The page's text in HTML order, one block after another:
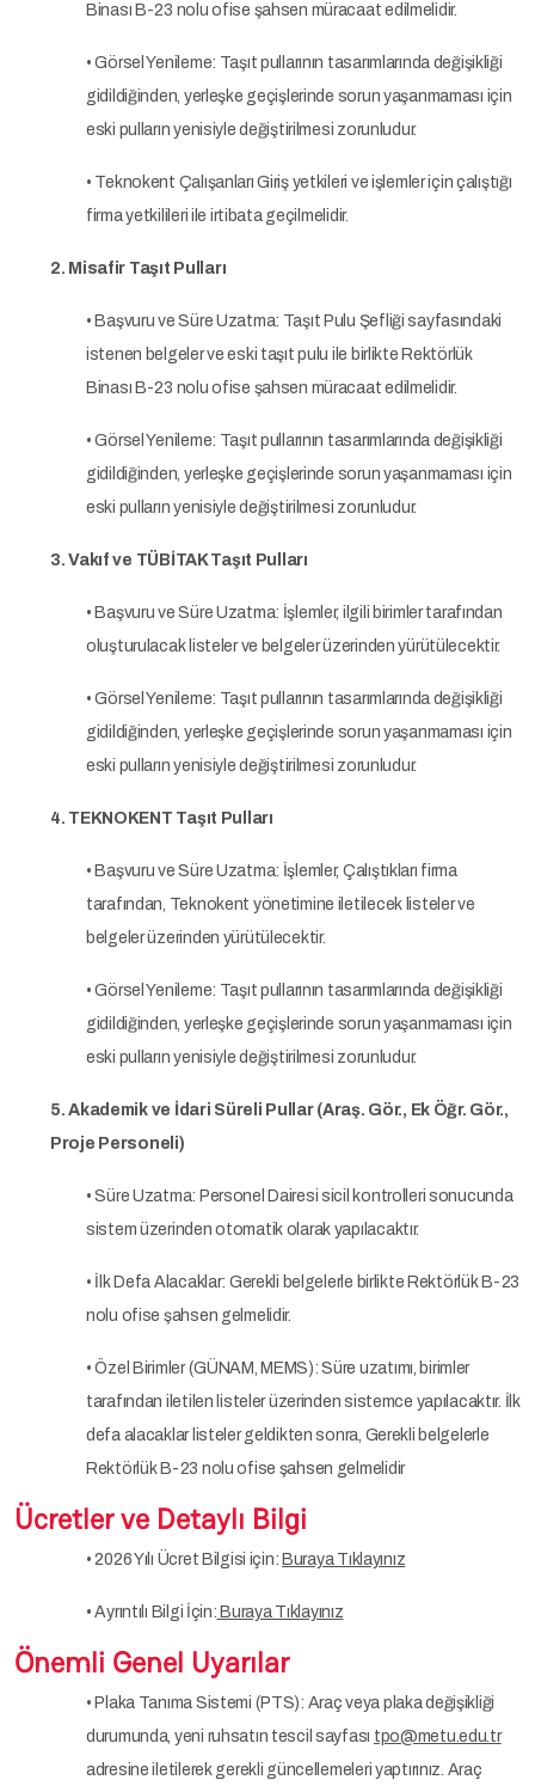
Binası B-23 nolu ofise şahsen müracaat edilmelidir.
• Görsel Yenileme: Taşıt pullarının tasarımlarında değişikliği
gidildiğinden, yerleşke geçişlerinde sorun yaşanmaması için
eski pulların yenisiyle değiştirilmesi zorunludur.
• Teknokent Çalışanları Giriş yetkileri ve işlemler için çalıştığı
firma yetkilileri ile irtibata geçilmelidir.
2. Misafir Taşıt Pulları
• Başvuru ve Süre Uzatma: Taşıt Pulu Şefliği sayfasındaki
istenen belgeler ve eski taşıt pulu ile birlikte Rektörlük
Binası B-23 nolu ofise şahsen müracaat edilmelidir.
• Görsel Yenileme: Taşıt pullarının tasarımlarında değişikliği
gidildiğinden, yerleşke geçişlerinde sorun yaşanmaması için
eski pulların yenisiyle değiştirilmesi zorunludur.
3. Vakıf ve TÜBİTAK Taşıt Pulları
• Başvuru ve Süre Uzatma: İşlemler, ilgili birimler tarafından
oluşturulacak listeler ve belgeler üzerinden yürütülecektir.
• Görsel Yenileme: Taşıt pullarının tasarımlarında değişikliği
gidildiğinden, yerleşke geçişlerinde sorun yaşanmaması için
eski pulların yenisiyle değiştirilmesi zorunludur.
4. TEKNOKENT Taşıt Pulları
• Başvuru ve Süre Uzatma: İşlemler, Çalıştıkları firma
tarafından, Teknokent yönetimine iletilecek listeler ve
belgeler üzerinden yürütülecektir.
• Görsel Yenileme: Taşıt pullarının tasarımlarında değişikliği
gidildiğinden, yerleşke geçişlerinde sorun yaşanmaması için
eski pulların yenisiyle değiştirilmesi zorunludur.
5. Akademik ve İdari Süreli Pullar (Araş. Gör., Ek Öğr. Gör.,
Proje Personeli)
• Süre Uzatma: Personel Dairesi sicil kontrolleri sonucunda
sistem üzerinden otomatik olarak yapılacaktır.
• İlk Defa Alacaklar: Gerekli belgelerle birlikte Rektörlük B-23
nolu ofise şahsen gelmelidir.
• Özel Birimler (GÜNAM, MEMS): Süre uzatımı, birimler
tarafından iletilen listeler üzerinden sistemce yapılacaktır. İlk
defa alacaklar listeler geldikten sonra, Gerekli belgelerle
Rektörlük B-23 nolu ofise şahsen gelmelidir
Ücretler ve Detaylı Bilgi
• 2026 Yılı Ücret Bilgisi için: Buraya Tıklayınız
• Ayrıntılı Bilgi İçin: Buraya Tıklayınız
Önemli Genel Uyarılar
• Plaka Tanıma Sistemi (PTS): Araç veya plaka değişikliği
durumunda, yeni ruhsatın tescil sayfası tpo@metu.edu.tr
adresine iletilerek gerekli güncellemeleri yaptırınız. Araç